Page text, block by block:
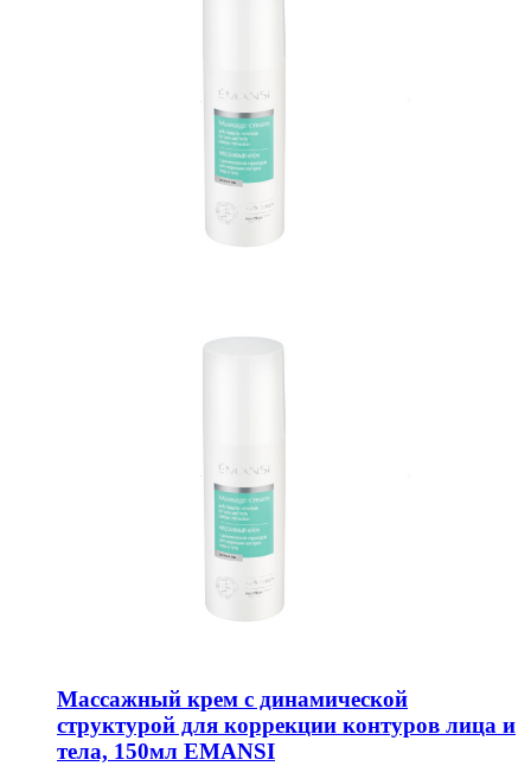
Массажный крем с динамической
структурой для коррекции контуров лица и
тела, 150мл EMANSI